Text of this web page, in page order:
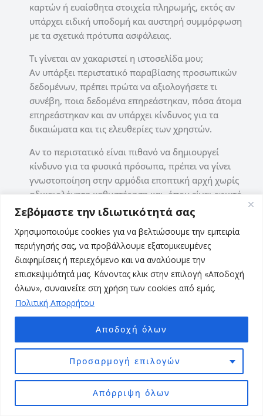
Σεβόμαστε την ιδιωτικότητά σας
Χρησιμοποιούμε cookies για να βελτιώσουμε την εμπειρία
περιήγησής σας, να προβάλλουμε εξατομικευμένες
διαφημίσεις ή περιεχόμενο και να αναλύουμε την
επισκεψιμότητά μας. Κάνοντας κλικ στην επιλογή «Αποδοχή
όλων», συναινείτε στη χρήση των cookies από εμάς.
Πολιτική Απορρήτου
Προσαρμογή επιλογών
Απόρριψη όλων
Αποδοχή όλων
καρτών ή ευαίσθητα στοιχεία πληρωμής, εκτός αν
υπάρχει ειδική υποδομή και αυστηρή συμμόρφωση
με τα σχετικά πρότυπα ασφάλειας.
Τι γίνεται αν χακαριστεί η ιστοσελίδα μου;
Αν υπάρξει περιστατικό παραβίασης προσωπικών
δεδομένων, πρέπει πρώτα να αξιολογήσετε τι
συνέβη, ποια δεδομένα επηρεάστηκαν, πόσα άτομα
επηρεάστηκαν και αν υπάρχει κίνδυνος για τα
δικαιώματα και τις ελευθερίες των χρηστών.
Αν το περιστατικό είναι πιθανό να δημιουργεί
κίνδυνο για τα φυσικά πρόσωπα, πρέπει να γίνει
γνωστοποίηση στην αρμόδια εποπτική αρχή χωρίς
αδικαιολόγητη καθυστέρηση και, όπου είναι εφικτό,
εντός 72 ωρών από τότε που το αντιληφθήκατε.
Πρέπει να ενημερώσω τους πελάτες αν γίνει διαρροή
δεδομένων;
Αν η παραβίαση είναι πιθανό να δημιουργεί υψηλό
κίνδυνο για τους πελάτες ή τους χρήστες, τότε πρέπει
να ενημερωθούν και οι ίδιοι χωρίς αδικαιολόγητη
καθυστέρηση.
Για παράδειγμα, αν διέρρευσαν στοιχεία πρόσβασης,
δεδομένα που μπορεί να οδηγήσουν σε απάτη,
phishing ή ταυτοποίηση χρηστών, η ενημέρωση των
επηρεαζόμενων προσώπων είναι πολύ σημαντική.
Πρέπει να κρατάω αρχείο δραστηριοτήτων